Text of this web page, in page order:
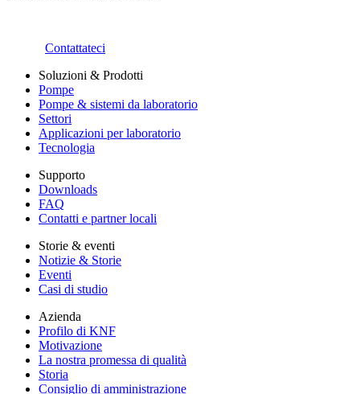
Contattateci
Soluzioni & Prodotti
Pompe
Pompe & sistemi da laboratorio
Settori
Applicazioni per laboratorio
Tecnologia
Supporto
Downloads
FAQ
Contatti e partner locali
Storie & eventi
Notizie & Storie
Eventi
Casi di studio
Azienda
Profilo di KNF
Motivazione
La nostra promessa di qualità
Storia
Consiglio di amministrazione